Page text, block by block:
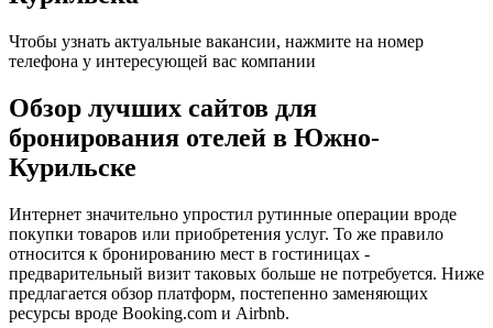
Чтобы узнать актуальные вакансии, нажмите на номер
телефона у интересующей вас компании
Обзор лучших сайтов для
бронирования отелей в Южно-
Курильске
Интернет значительно упростил рутинные операции вроде
покупки товаров или приобретения услуг. То же правило
относится к бронированию мест в гостиницах -
предварительный визит таковых больше не потребуется. Ниже
предлагается обзор платформ, постепенно заменяющих
ресурсы вроде Booking.com и Airbnb.